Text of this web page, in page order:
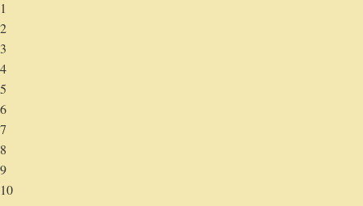
1
2
3
4
5
6
7
8
9
10